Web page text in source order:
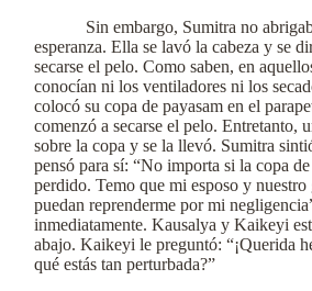
Sin embargo, Sumitra no
esperanza. Ella se lavó la cabeza y se
secarse el pelo. Como saben, en
conocían ni los ventiladores ni los
colocó su copa de payasam en el
comenzó a secarse el pelo. Entretanto,
sobre la copa y se la llevó. Sumitra
pensó para sí: “No importa si la copa de
perdido. Temo que mi esposo y nuestro
puedan reprenderme por mi
inmediatamente. Kausalya y Kaikeyi
abajo. Kaikeyi le preguntó: “¡Querida
qué estás tan perturbada?”